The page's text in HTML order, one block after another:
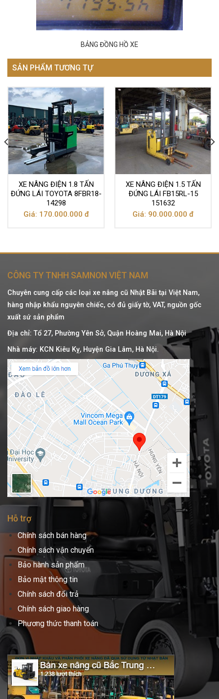
BẢNG ĐỒNG HỒ XE
SẢN PHẨM TƯƠNG TỰ
XE NÂNG ĐIỆN 1.8 TẤN
ĐỨNG LÁI TOYOTA 8FBR18-
14298
Giá: 170.000.000 đ
XE NÂNG ĐIỆN 1.5 TẤN
ĐỨNG LÁI FB15RL-15
151632
Giá: 90.000.000 đ
CÔNG TY TNHH SAMNON VIỆT NAM
Chuyên cung cấp các loại xe nâng cũ Nhật Bãi tại Việt Nam,
hàng nhập khẩu nguyên chiếc, có đủ giấy tờ, VAT, nguồn gốc
xuất sứ sản phẩm
Địa chỉ: Tổ 27, Phường Yên Sở, Quận Hoàng Mai, Hà Nội
Nhà máy: KCN Kiêu Kỵ, Huyện Gia Lâm, Hà Nội.
Hỗ trợ
Chính sách bán hàng
Chính sách vận chuyển
Bảo hành sản phẩm
Bảo mật thông tin
Chính sách đổi trả
Chính sách giao hàng
Phương thức thanh toán